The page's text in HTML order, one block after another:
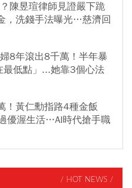
陳昱瑄律師見證嚴下跪
，洗錢手法曝光…慈濟回
8年滾出8千萬！半年暴
低點」...她靠3個心法
！黃仁勳指路4種金飯
優渥生活…AI時代搶手職
/ HOT NEWS /